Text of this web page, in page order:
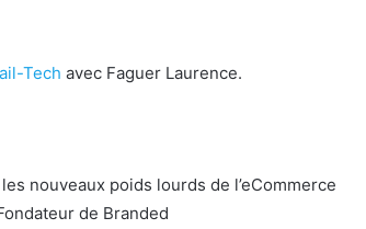
Tech avec Faguer Laurence.
nouveaux poids lourds de l’eCommerce
de Branded